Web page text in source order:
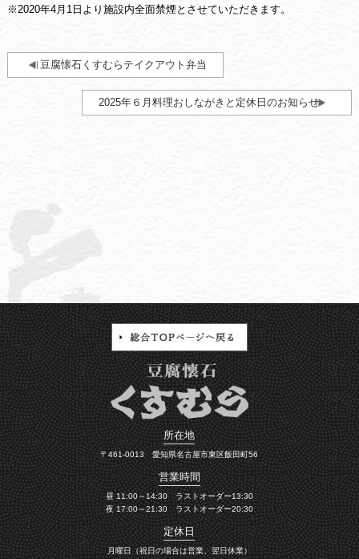
※2020年4月1日より施設内全面禁煙とさせていただきます。
豆腐懐石くすむらテイクアウト弁当
2025年６月料理おしながきと定休日のお知らせ
所在地
〒461-0013 愛知県名古屋市東区飯田町56
営業時間
昼 11:00～14:30 ラストオーダー13:30
夜 17:00～21:30 ラストオーダー20:30
定休日
月曜日（祝日の場合は営業、翌日休業）